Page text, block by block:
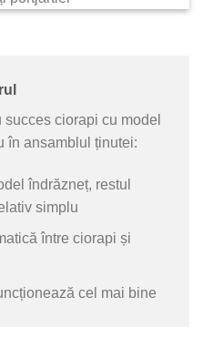
ciorapi cu model
în ansamblul ținutei:
îndrăzneț, restul
simplu
între ciorapi și
cel mai bine